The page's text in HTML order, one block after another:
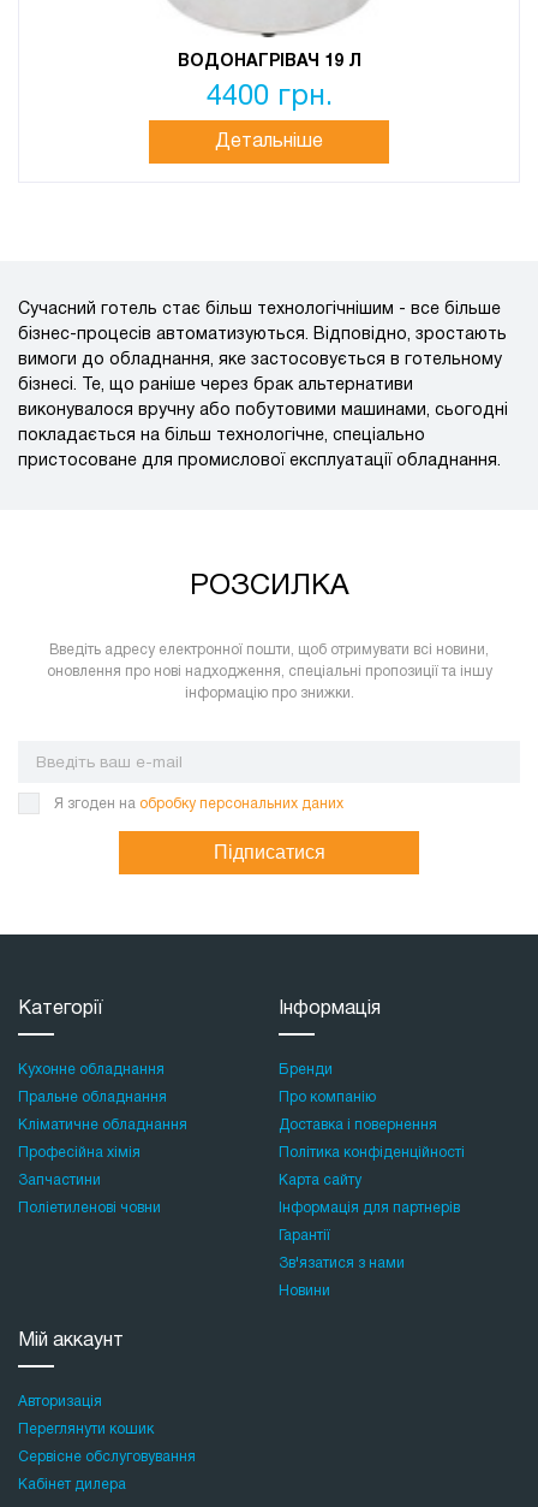
ВОДОНАГРІВАЧ 19 Л
4400 грн.
Детальніше
Сучасний готель стає більш технологічнішим - все більше
бізнес-процесів автоматизуються. Відповідно, зростають
вимоги до обладнання, яке застосовується в готельному
бізнесі. Те, що раніше через брак альтернативи
виконувалося вручну або побутовими машинами, сьогодні
покладається на більш технологічне, спеціально
пристосоване для промислової експлуатації обладнання.
РОЗСИЛКА
Введіть адресу електронної пошти, щоб отримувати всі новини,
оновлення про нові надходження, спеціальні пропозиції та іншу
інформацію про знижки.
Я згоден на обробку персональних даних
Підписатися
Категорії
Кухонне обладнання
Пральне обладнання
Кліматичне обладнання
Професійна хімія
Запчастини
Поліетиленові човни
Інформація
Бренди
Про компанію
Доставка і повернення
Політика конфіденційності
Карта сайту
Інформація для партнерів
Гарантії
Зв'язатися з нами
Новини
Мій аккаунт
Авторизація
Переглянути кошик
Сервісне обслуговування
Кабінет дилера